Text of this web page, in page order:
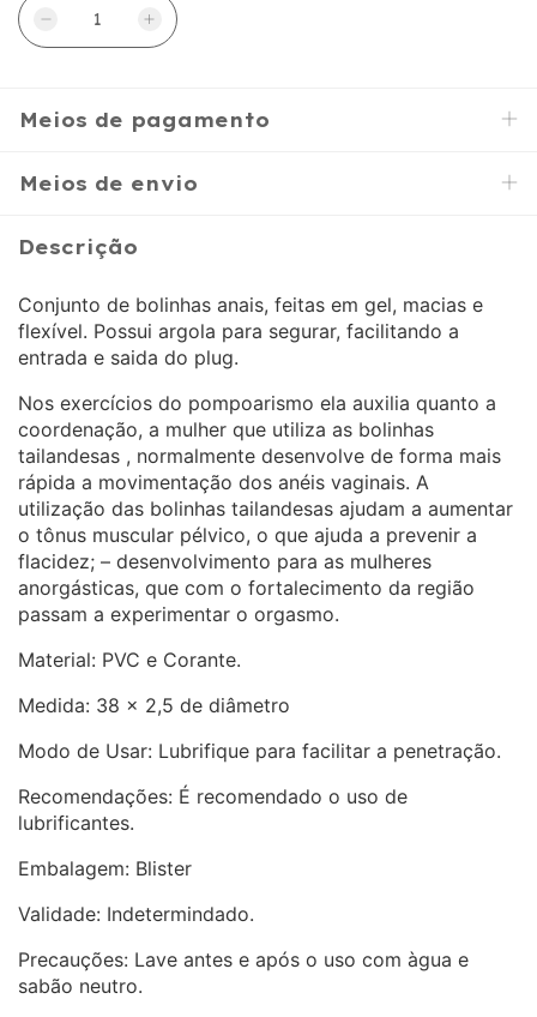
Meios de pagamento
Meios de envio
Descrição
Conjunto de bolinhas anais, feitas em gel, macias e
flexível. Possui argola para segurar, facilitando a
entrada e saida do plug.
Nos exercícios do pompoarismo ela auxilia quanto a
coordenação, a mulher que utiliza as bolinhas
tailandesas , normalmente desenvolve de forma mais
rápida a movimentação dos anéis vaginais. A
utilização das bolinhas tailandesas ajudam a aumentar
o tônus muscular pélvico, o que ajuda a prevenir a
flacidez; – desenvolvimento para as mulheres
anorgásticas, que com o fortalecimento da região
passam a experimentar o orgasmo.
Material: PVC e Corante.
Medida: 38 x 2,5 de diâmetro
Modo de Usar: Lubrifique para facilitar a penetração.
Recomendações: É recomendado o uso de
lubrificantes.
Embalagem: Blister
Validade: Indetermindado.
Precauções: Lave antes e após o uso com àgua e
sabão neutro.